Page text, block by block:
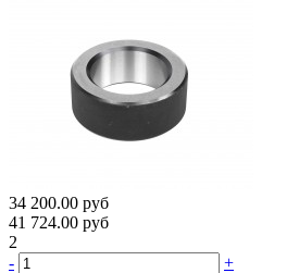
34 200.00 руб
41 724.00 руб
2
-
+